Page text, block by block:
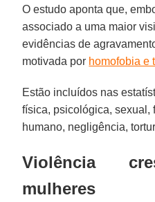
O estudo aponta que,
associado a uma maior
evidências de
motivada por homofobia e
Estão incluídos nas
física, psicológica, sexual,
humano, negligência,
Violência
mulheres